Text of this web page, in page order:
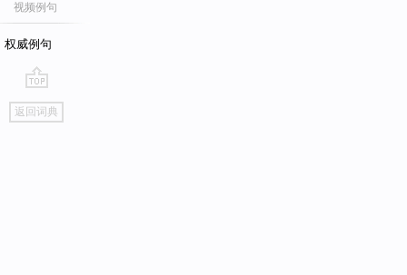
视频例句
权威例句
go
top
返回词典